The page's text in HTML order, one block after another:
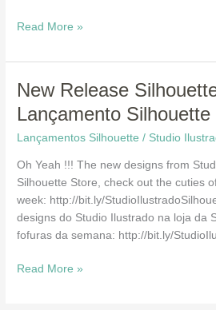
Read More »
New Release
Lançamento Silhouette
Lançamentos Silhouette / Studio
Oh Yeah !!! The new designs from
Silhouette Store, check out the cuties
week: http://bit.ly/
designs do Studio Ilustrado na loja da
fofuras da semana: http://bit.ly/
New
Silhouette
Store!
Read More »